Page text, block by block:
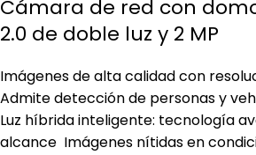
Cámara de red con
2.0 de doble luz y 2 MP
Imágenes de alta calidad con
Admite detección de personas y
Luz híbrida inteligente: tecnología
alcance Imágenes nítidas en